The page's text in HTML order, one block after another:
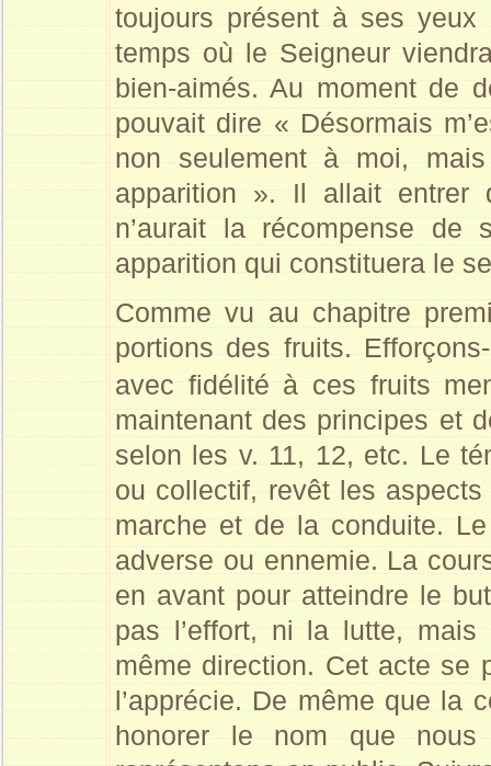
toujours présent à ses
temps où le Seigneur
bien-aimés. Au moment de
pouvait dire « Désormais
non seulement à moi,
apparition ». Il allait entrer
n’aurait la récompense
apparition qui constituera le
Comme vu au chapitre
portions des fruits.
avec fidélité à ces fruits
maintenant des principes et
selon les v. 11, 12, etc. Le
ou collectif, revêt les
marche et de la conduite.
adverse ou ennemie. La
en avant pour atteindre le
pas l’effort, ni la lutte, mais
même direction. Cet acte se
l’apprécie. De même que la
honorer le nom que